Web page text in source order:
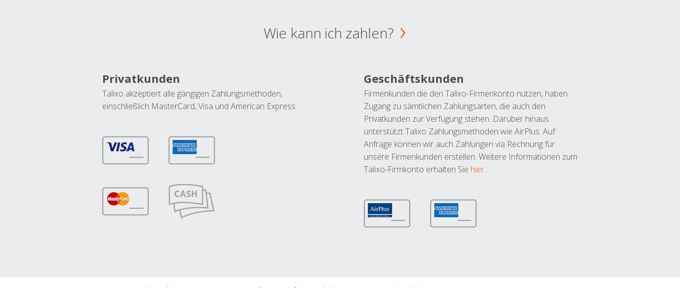
Wie kann ich zahlen?
Privatkunden
Talixo akzeptiert alle gängigen Zahlungsmethoden,
einschließlich MasterCard, Visa und American Express.
Geschäftskunden
Firmenkunden die den Talixo-Firmenkonto nutzen, haben
Zugang zu sämtlichen Zahlungsarten, die auch den
Privatkunden zur Verfügung stehen. Darüber hinaus
unterstützt Talixo Zahlungsmethoden wie AirPlus. Auf
Anfrage können wir auch Zahlungen via Rechnung für
unsere Firmenkunden erstellen. Weitere Informationen zum
Talixo-Firmkonto erhalten Sie hier.